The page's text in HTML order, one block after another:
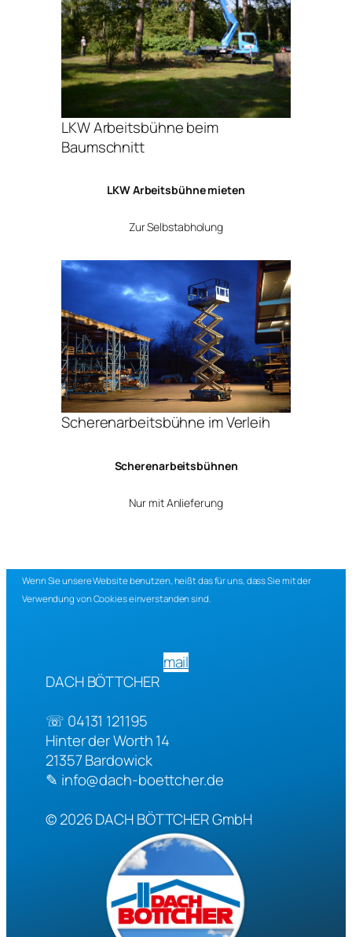
LKW Arbeitsbühne beim
Baumschnitt
LKW Arbeitsbühne mieten
Zur Selbstabholung
Scherenarbeitsbühne im Verleih
Scherenarbeitsbühnen
Nur mit Anlieferung
Wenn Sie unsere Website benutzen, heißt das für uns, dass Sie mit der
Verwendung von Cookies einverstanden sind.
mail
DACH BÖTTCHER
☏ 04131 121195
Hinter der Worth 14
21357Bardowick
✎ info@dach-boettcher.de
© 2026DACH BÖTTCHER GmbH